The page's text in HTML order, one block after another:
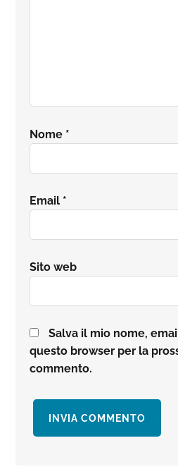
Nome *
Email *
Sito web
Salva il mio nome,
questo browser per la
commento.